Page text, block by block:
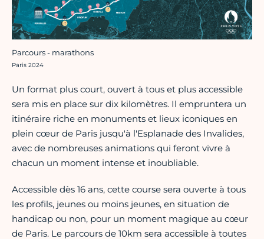
Parcours - marathons
Crédit photo :
Paris 2024
Un format plus court, ouvert à tous et plus accessible
sera mis en place sur dix kilomètres. Il empruntera un
itinéraire riche en monuments et lieux iconiques en
plein cœur de Paris jusqu'à l'Esplanade des Invalides,
avec de nombreuses animations qui feront vivre à
chacun un moment intense et inoubliable.
Accessible dès 16 ans, cette course sera ouverte à tous
les profils, jeunes ou moins jeunes, en situation de
handicap ou non, pour un moment magique au cœur
de Paris. Le parcours de 10km sera accessible à toutes